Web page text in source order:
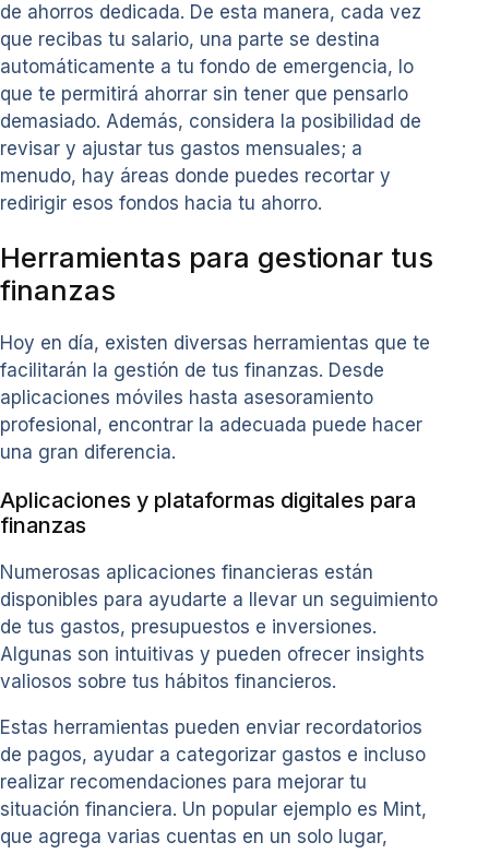
de ahorros dedicada. De esta manera, cada vez
que recibas tu salario, una parte se destina
automáticamente a tu fondo de emergencia, lo
que te permitirá ahorrar sin tener que pensarlo
demasiado. Además, considera la posibilidad de
revisar y ajustar tus gastos mensuales; a
menudo, hay áreas donde puedes recortar y
redirigir esos fondos hacia tu ahorro.
Herramientas para gestionar tus
finanzas
Hoy en día, existen diversas herramientas que te
facilitarán la gestión de tus finanzas. Desde
aplicaciones móviles hasta asesoramiento
profesional, encontrar la adecuada puede hacer
una gran diferencia.
Aplicaciones y plataformas digitales para
finanzas
Numerosas aplicaciones financieras están
disponibles para ayudarte a llevar un seguimiento
de tus gastos, presupuestos e inversiones.
Algunas son intuitivas y pueden ofrecer insights
valiosos sobre tus hábitos financieros.
Estas herramientas pueden enviar recordatorios
de pagos, ayudar a categorizar gastos e incluso
realizar recomendaciones para mejorar tu
situación financiera. Un popular ejemplo es Mint,
que agrega varias cuentas en un solo lugar,